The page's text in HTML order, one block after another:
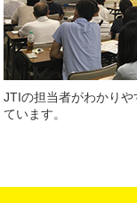
JTIの担当者がわかり
ています。